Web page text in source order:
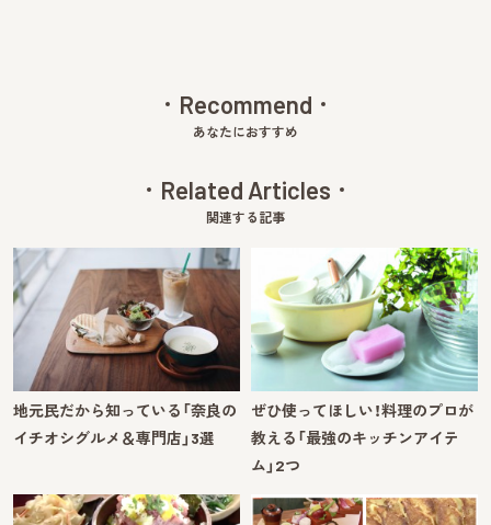
Recommend
あなたにおすすめ
Related Articles
関連する記事
地元民だから知っている「奈良の
イチオシグルメ＆専門店」3選
ぜひ使ってほしい！料理のプロが
教える「最強のキッチンアイテ
ム」2つ